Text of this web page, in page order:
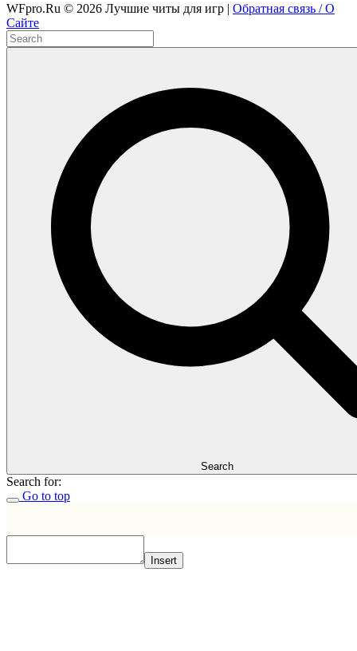
WFpro.Ru © 2026 Лучшие читы для игр | Обратная связь / О
Сайте
Search
Search for:
Go to top
Insert